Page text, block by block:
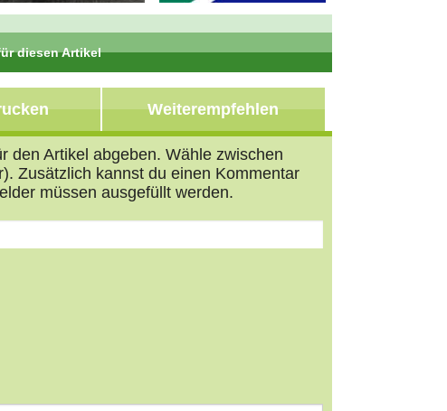
diesen Artikel
Weiterempfehlen
den Artikel abgeben. Wähle zwischen
Zusätzlich kannst du einen Kommentar
müssen ausgefüllt werden.